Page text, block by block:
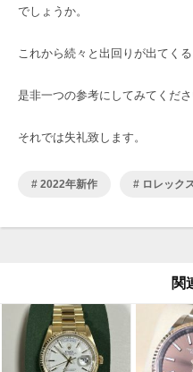
でしょうか。
これから続々と出回りが出てく
是非一つの参考にしてみてくださ
それでは失礼致します。
2022年新作 ロレック
関